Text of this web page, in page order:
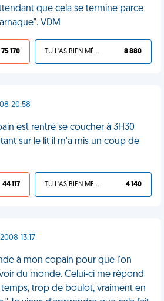
que cela se termine parce
VDM
75 170 TU L'AS BIEN MÉRITÉ 8 880
20:58
est rentré se coucher à 3H30
sur le lit il m'a mis un coup de
44 117 TU L'AS BIEN MÉRITÉ 4 140
13:17
à mon copain pour que l'on
du monde. Celui-ci me répond
temps, trop de boulot, vraiment en